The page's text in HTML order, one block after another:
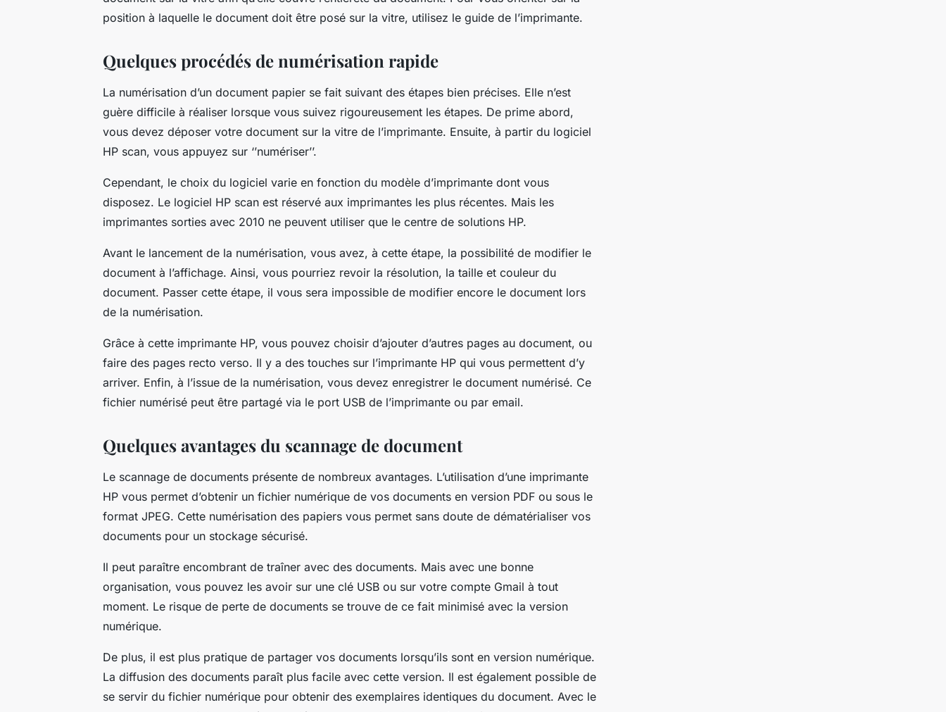
position à laquelle le document doit être posé sur la vitre, utilisez le guide de l’imprimante.
Quelques procédés de numérisation rapide
La numérisation d’un document papier se fait suivant des étapes bien précises. Elle n’est
guère difficile à réaliser lorsque vous suivez rigoureusement les étapes. De prime abord,
vous devez déposer votre document sur la vitre de l’imprimante. Ensuite, à partir du logiciel
HP scan, vous appuyez sur ‘’numériser’’.
Cependant, le choix du logiciel varie en fonction du modèle d’imprimante dont vous
disposez. Le logiciel HP scan est réservé aux imprimantes les plus récentes. Mais les
imprimantes sorties avec 2010 ne peuvent utiliser que le centre de solutions HP.
Avant le lancement de la numérisation, vous avez, à cette étape, la possibilité de modifier le
document à l’affichage. Ainsi, vous pourriez revoir la résolution, la taille et couleur du
document. Passer cette étape, il vous sera impossible de modifier encore le document lors
de la numérisation.
Grâce à cette imprimante HP, vous pouvez choisir d’ajouter d’autres pages au document, ou
faire des pages recto verso. Il y a des touches sur l’imprimante HP qui vous permettent d’y
arriver. Enfin, à l’issue de la numérisation, vous devez enregistrer le document numérisé. Ce
fichier numérisé peut être partagé via le port USB de l’imprimante ou par email.
Quelques avantages du scannage de document
Le scannage de documents présente de nombreux avantages. L’utilisation d’une imprimante
HP vous permet d’obtenir un fichier numérique de vos documents en version PDF ou sous le
format JPEG. Cette numérisation des papiers vous permet sans doute de dématérialiser vos
documents pour un stockage sécurisé.
Il peut paraître encombrant de traîner avec des documents. Mais avec une bonne
organisation, vous pouvez les avoir sur une clé USB ou sur votre compte Gmail à tout
moment. Le risque de perte de documents se trouve de ce fait minimisé avec la version
numérique.
De plus, il est plus pratique de partager vos documents lorsqu’ils sont en version numérique.
La diffusion des documents paraît plus facile avec cette version. Il est également possible de
se servir du fichier numérique pour obtenir des exemplaires identiques du document. Avec le